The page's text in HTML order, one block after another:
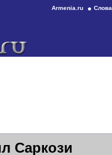
Armenia.ru
Саркози